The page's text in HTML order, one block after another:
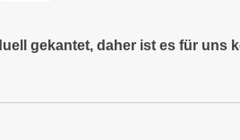
gekantet, daher ist es für